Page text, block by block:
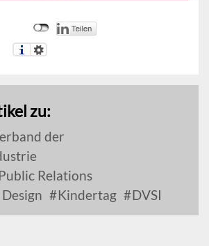
zu:
der
Relations
Kindertag DVSI